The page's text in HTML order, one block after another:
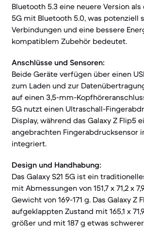
Bluetooth 5.3 eine neuere Version als
5G mit Bluetooth 5.0, was potenziell
Verbindungen und eine bessere
kompatiblem Zubehör bedeutet.
Anschlüsse und Sensoren:
Beide Geräte verfügen über einen
zum Laden und zur
auf einen 3,5-mm-
5G nutzt einen Ultraschall-
Display, während das Galaxy Z Flip5
angebrachten Fingerabdrucksensor
integriert.
Design und Handhabung:
Das Galaxy S21 5G ist ein
mit Abmessungen von 151,7 x 71,2 x
Gewicht von 169-171 g. Das Galaxy Z
aufgeklappten Zustand mit 165,1 x
größer und mit 187 g etwas